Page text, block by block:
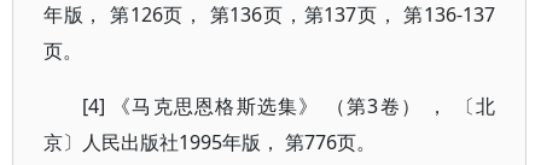
年版， 第126页， 第136页，第137页， 第136-137
页。
[4] 《马克思恩格斯选集》 （第3卷） ， 〔北
京〕人民出版社1995年版， 第776页。